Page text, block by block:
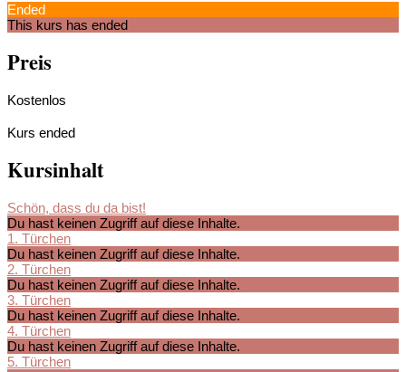
Ended
This kurs has ended
Preis
Kostenlos
Kurs ended
Kursinhalt
Schön, dass du da bist!
Du hast keinen Zugriff auf diese Inhalte.
1. Türchen
Du hast keinen Zugriff auf diese Inhalte.
2. Türchen
Du hast keinen Zugriff auf diese Inhalte.
3. Türchen
Du hast keinen Zugriff auf diese Inhalte.
4. Türchen
Du hast keinen Zugriff auf diese Inhalte.
5. Türchen